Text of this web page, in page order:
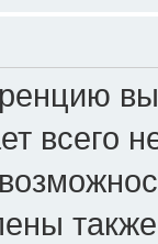
всего